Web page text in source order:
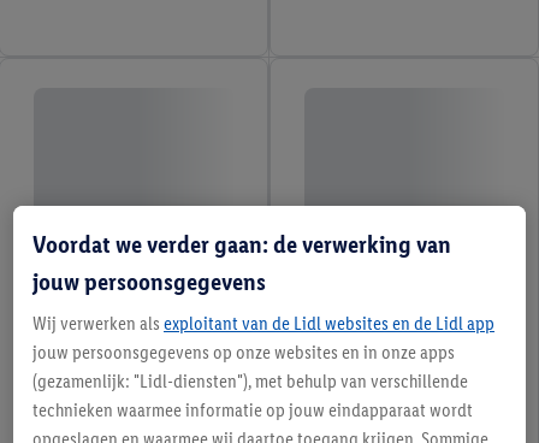
Voordat we verder gaan: de verwerking van
jouw persoonsgegevens
Wij verwerken als exploitant van de Lidl websites en de Lidl app
jouw persoonsgegevens op onze websites en in onze apps
(gezamenlijk: "Lidl-diensten"), met behulp van verschillende
technieken waarmee informatie op jouw eindapparaat wordt
opgeslagen en waarmee wij daartoe toegang krijgen. Sommige